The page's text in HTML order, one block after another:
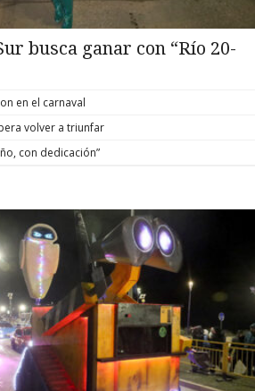
busca ganar con “Río 20-
en el carnaval
volver a triunfar
con dedicación”